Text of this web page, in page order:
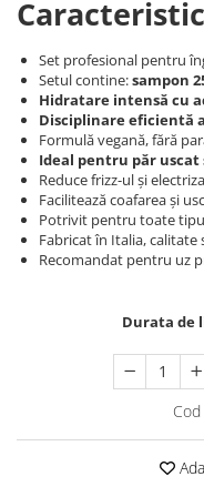
Storcatoare tuburi
Boluri pentru vopsit
Aparatura coafor
Ondulatoare de par
Aparate de sterilizat
Placa de creponat parul
profesionala
Placi de indreptat parul
Uscatoare de par |
Difuzor pentru uscator
Mobilier barber
Produse gene si
Kit laminare gene si
Splendor
Termix
Thuya
Upgrade
XPS
Set profesional pentru
Setul contine:sampon
Hidratare intensă cu
Disciplinare eficientă
Formulă vegană, fără
Ideal pentru păr
Reduce frizz-ul și
Facilitează coafarea și
Potrivit pentru toate
Fabricat în Italia, calitate
Recomandat pentru uz
Durata de